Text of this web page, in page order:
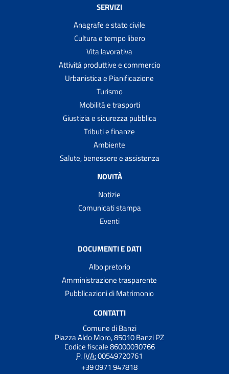
SERVIZI
Anagrafe e stato civile
Cultura e tempo libero
Vita lavorativa
Attività produttive e commercio
Urbanistica e Pianificazione
Turismo
Mobilità e trasporti
Giustizia e sicurezza pubblica
Tributi e finanze
Ambiente
Salute, benessere e assistenza
NOVITÀ
Notizie
Comunicati stampa
Eventi
DOCUMENTI E DATI
Albo pretorio
Amministrazione trasparente
Pubblicazioni di Matrimonio
CONTATTI
Comune di Banzi
Piazza Aldo Moro, 85010 Banzi PZ
Codice fiscale 86000030766
P. IVA:00549720761
+39 0971 947818